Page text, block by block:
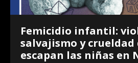
Femicidio infantil:
salvajismo y crueldad
escapan las niñas en